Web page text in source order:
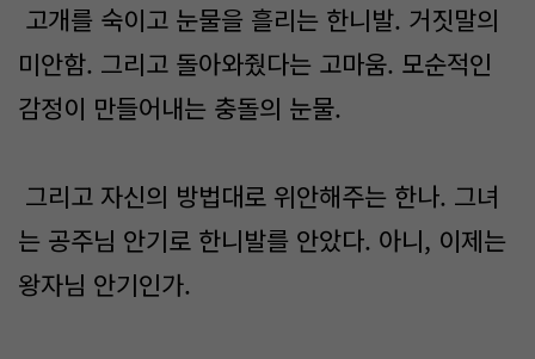
고개를 숙이고 눈물을 흘리는 한니발. 거짓말의
미안함. 그리고 돌아와줬다는 고마움. 모순적인
감정이 만들어내는 충돌의 눈물.
그리고 자신의 방법대로 위안해주는 한나. 그녀
는 공주님 안기로 한니발를 안았다. 아니, 이제는
왕자님 안기인가.